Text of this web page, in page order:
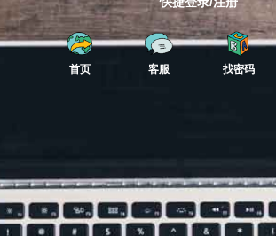
首页 客服 找密码